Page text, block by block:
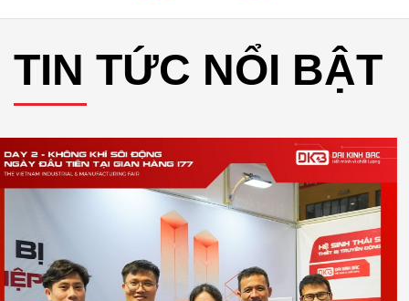
TIN TỨC NỔI BẬT